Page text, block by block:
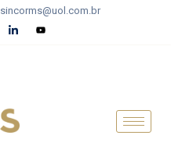
sincorms@uol.com.br